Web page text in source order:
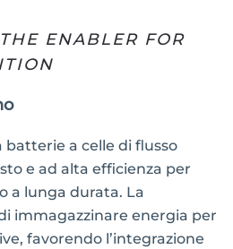
ENABLER FOR
batterie a celle di flusso
e ad alta efficienza per
a lunga durata. La
immagazzinare energia per
favorendo l’integrazione